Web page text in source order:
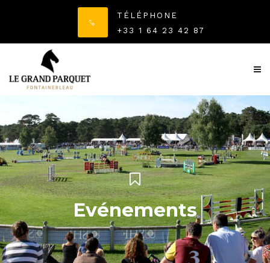
TÉLÉPHONE
+33 1 64 23 42 87
Evénements